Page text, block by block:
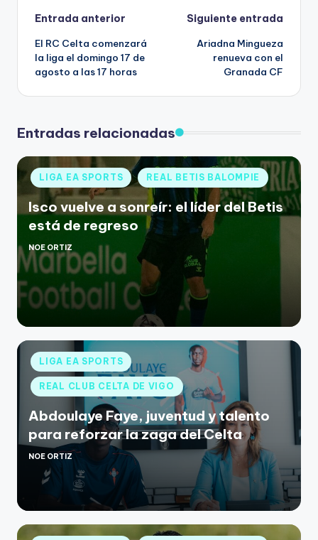
Entrada anterior
El RC Celta comenzará
la liga el domingo 17 de
agosto a las 17 horas
Siguiente entrada
Ariadna Mingueza
renueva con el
Granada CF
Entradas relacionadas
LIGA EA SPORTS REAL BETIS BALOMPIE
Isco vuelve a sonreír: el líder del Betis
está de regreso
NOE ORTIZ
LIGA EA SPORTS
REAL CLUB CELTA DE VIGO
Abdoulaye Faye, juventud y talento
para reforzar la zaga del Celta
NOE ORTIZ